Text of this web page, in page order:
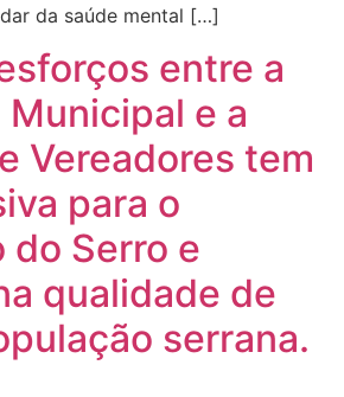
da saúde mental […]
entre a
e a
Vereadores tem
para o
do Serro e
qualidade de
serrana.